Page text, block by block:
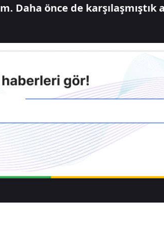
Daha önce de karşılaşmıştık